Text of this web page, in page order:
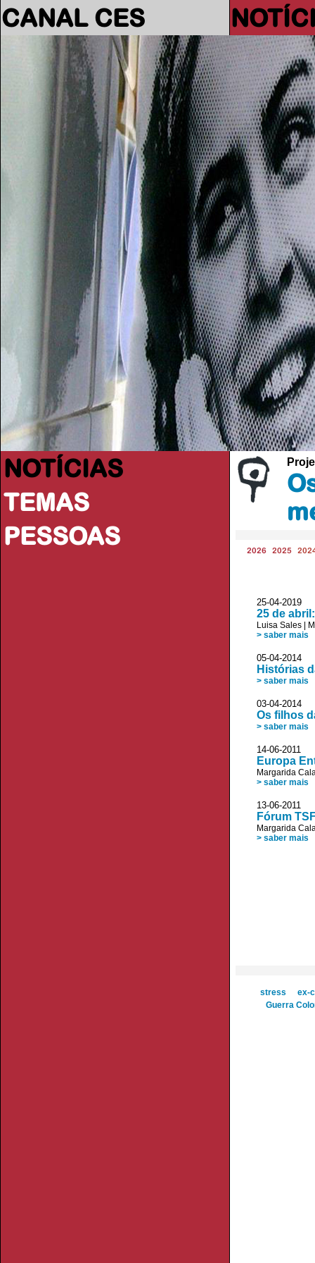
CANAL CES
NOTÍCIAS
TEMAS
PESSOAS
2026 2025
25-04-2019
25 de
Luisa Sales
> saber mais
05-04-2014
Histórias
> saber mais
03-04-
Os filhos
> saber mais
14-06-2011
Europa
Margarida
> saber mais
13-06-
Fórum
Margarida
> saber mais
stress
ex-
Guerra